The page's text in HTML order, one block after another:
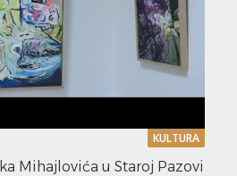
KULTURA
Mihajlovića u Staroj Pazovi